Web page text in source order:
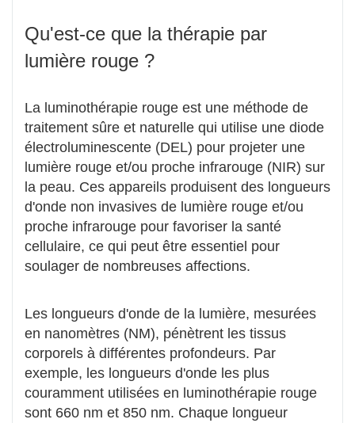
Qu'est-ce que la thérapie par
lumière rouge ?
La luminothérapie rouge est une méthode de
traitement sûre et naturelle qui utilise une diode
électroluminescente (DEL) pour projeter une
lumière rouge et/ou proche infrarouge (NIR) sur
la peau. Ces appareils produisent des longueurs
d'onde non invasives de lumière rouge et/ou
proche infrarouge pour favoriser la santé
cellulaire, ce qui peut être essentiel pour
soulager de nombreuses affections.
Les longueurs d'onde de la lumière, mesurées
en nanomètres (NM), pénètrent les tissus
corporels à différentes profondeurs. Par
exemple, les longueurs d'onde les plus
couramment utilisées en luminothérapie rouge
sont 660 nm et 850 nm. Chaque longueur